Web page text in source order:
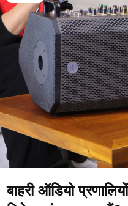
बाहरी ऑडियो